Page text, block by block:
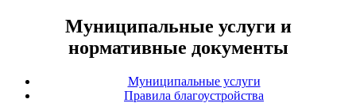
Муниципальные услуги и
нормативные документы
Муниципальные услуги
Правила благоустройства